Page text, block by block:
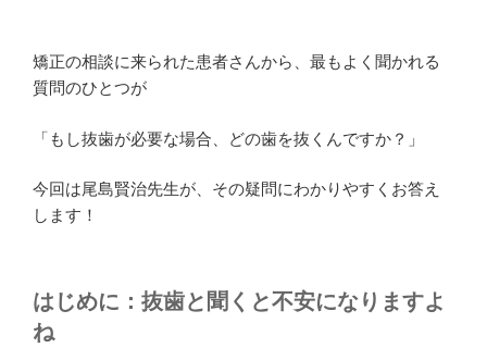
矯正の相談に来られた患者さんから、最もよく聞かれる
質問のひとつが
「もし抜歯が必要な場合、どの歯を抜くんですか？」
今回は尾島賢治先生が、その疑問にわかりやすくお答え
します！
はじめに：抜歯と聞くと不安になりますよ
ね